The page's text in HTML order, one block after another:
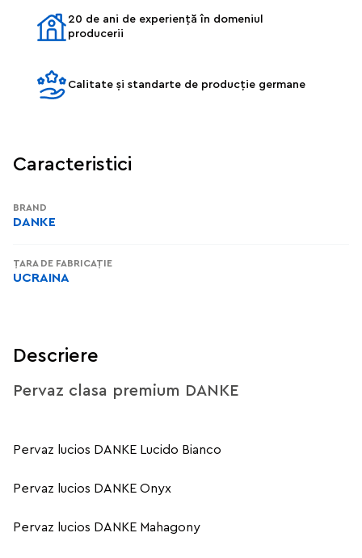
20 de ani de experiență în domeniul
producerii
Calitate și standarte de producție germane
Caracteristici
BRAND
DANKE
ȚARA DE FABRICAȚIE
UCRAINA
Descriere
Pervaz clasa premium DANKE
Pervaz lucios DANKE Lucido Bianco
Pervaz lucios DANKE Onyx
Pervaz lucios DANKE Mahagony